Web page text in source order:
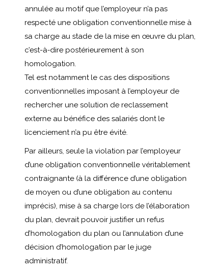
annulée au motif que l’employeur n’a pas
respecté une obligation conventionnelle mise à
sa charge au stade de la mise en œuvre du plan,
c’est-à-dire postérieurement à son
homologation.
Tel est notamment le cas des dispositions
conventionnelles imposant à l’employeur de
rechercher une solution de reclassement
externe au bénéfice des salariés dont le
licenciement n’a pu être évité.
Par ailleurs, seule la violation par l’employeur
d’une obligation conventionnelle véritablement
contraignante (à la différence d’une obligation
de moyen ou d’une obligation au contenu
imprécis), mise à sa charge lors de l’élaboration
du plan, devrait pouvoir justifier un refus
d’homologation du plan ou l’annulation d’une
décision d’homologation par le juge
administratif.